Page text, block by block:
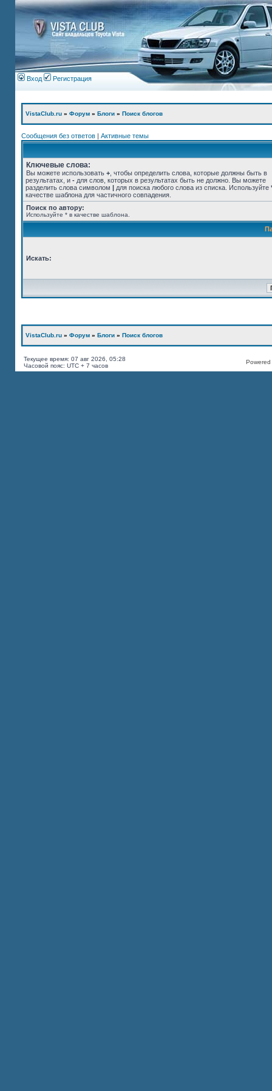
Вход Регистрация
VistaClub.ru » Форум » Блоги » Поиск блогов
Сообщения без ответов | Активные темы
Ключевые слова:
Вы можете использовать + , чтобы определить слова, которые должны быть в
результатах, и - для слов, которых в результатах быть не должно. Вы можете
разделить слова символом | для поиска любого слова из списка. Используйте
качестве шаблона для частичного совпадения.
Поиск по автору:
Используйте * в качестве шаблона.
Искать:
VistaClub.ru » Форум » Блоги » Поиск блогов
Текущее время: 07 авг 2026, 05:28
Часовой пояс: UTC + 7 часов